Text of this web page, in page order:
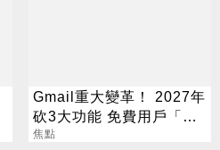
Gmail重大變革！ 2027年
砍3大功能 免費用戶「這
好康」不能用了
焦點